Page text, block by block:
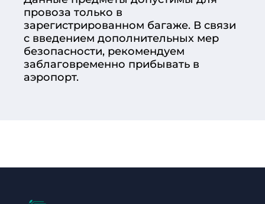
провоза только в
зарегистрированном багаже. В связи
с введением дополнительных мер
безопасности, рекомендуем
заблаговременно прибывать в
аэропорт.